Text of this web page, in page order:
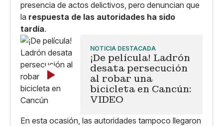
presencia de actos delictivos, pero denuncian que
la respuesta de las autoridades ha sido
tardía.
NOTICIA DESTACADA
¡De película! Ladrón
desata persecución
al robar una
bicicleta en Cancún:
VIDEO
En esta ocasión, las autoridades tampoco llegaron